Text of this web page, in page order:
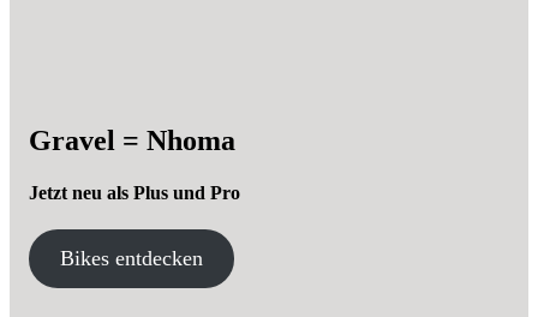
Gravel = Nhoma
Jetzt neu als Plus und Pro
Bikes entdecken